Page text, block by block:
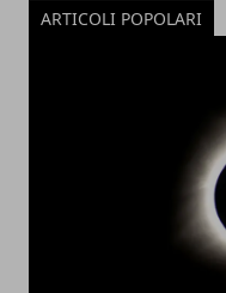
ARTICOLI POPOLARI